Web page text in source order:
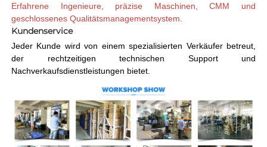
Erfahrene Ingenieure, präzise Maschinen, CMM und
geschlossenes Qualitätsmanagementsystem.
Kundenservice
Jeder Kunde wird von einem spezialisierten Verkäufer betreut,
der rechtzeitigen technischen Support und
Nachverkaufsdienstleistungen bietet.